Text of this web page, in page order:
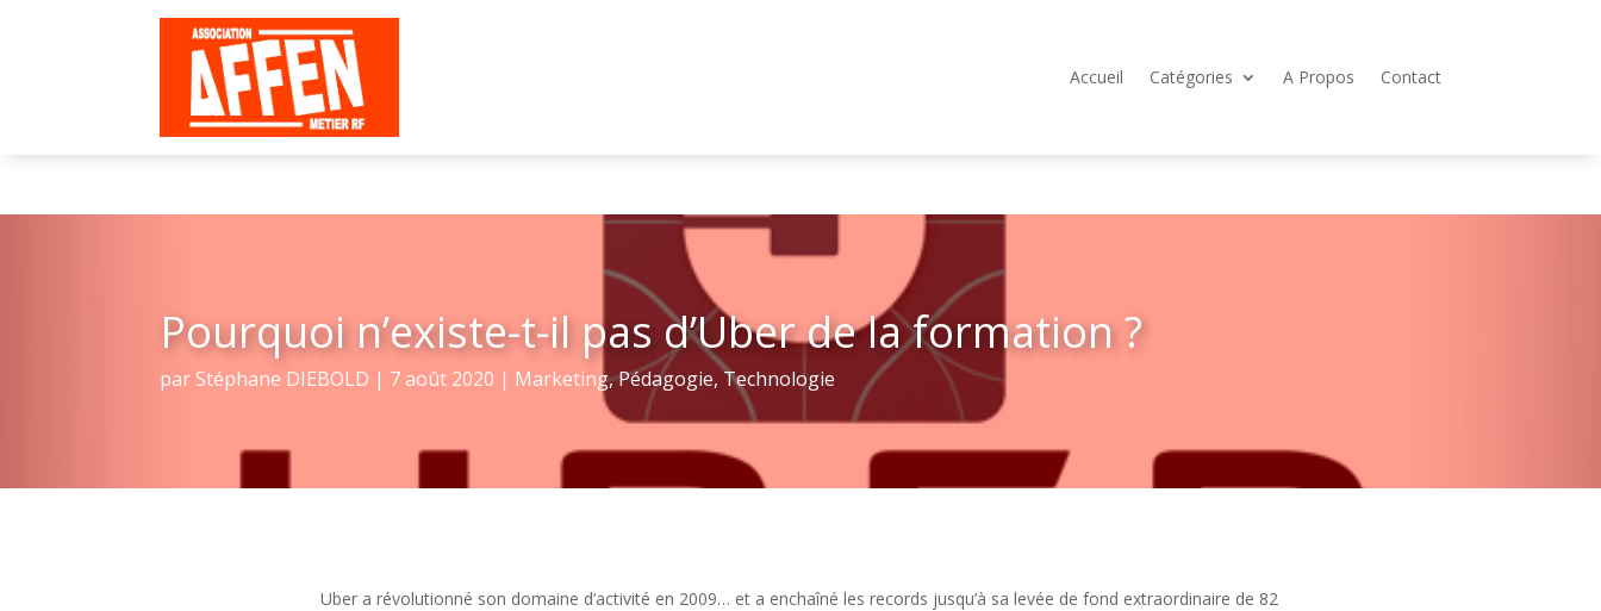
Accueil Catégories A Propos Contact
Pourquoi n’existe-t-il pas d’Uber de la formation ?
par Stéphane DIEBOLD | 7 août 2020 | Marketing,Pédagogie,Technologie
Uber a révolutionné son domaine d’activité en 2009… et a enchaîné les records jusqu’à sa levée de fond extraordinaire de 82